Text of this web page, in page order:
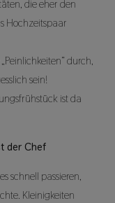
die eher den
Hochzeitspaar
durch,
sein!
ist da
der Chef
schnell passieren,
Kleinigkeiten